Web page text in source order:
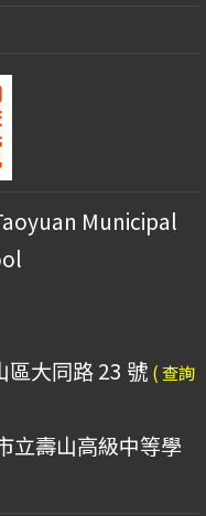
Municipal
區大同路 23 號 ( 查詢
立壽山高級中等學